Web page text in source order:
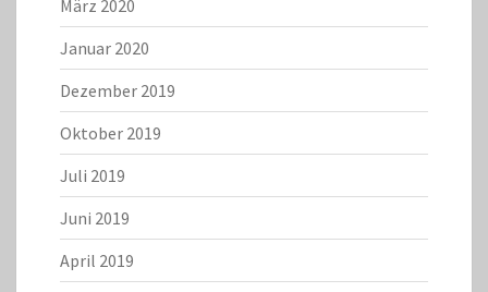
März 2020
Januar 2020
Dezember 2019
Oktober 2019
Juli 2019
Juni 2019
April 2019